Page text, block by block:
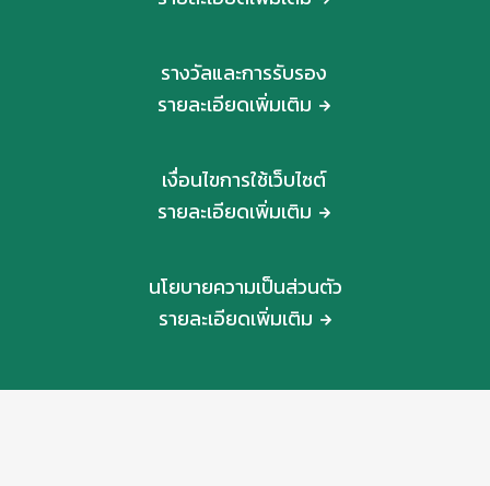
รางวัลและการรับรอง
รายละเอียดเพิ่มเติม
เงื่อนไขการใช้เว็บไซต์
รายละเอียดเพิ่มเติม
นโยบายความเป็นส่วนตัว
รายละเอียดเพิ่มเติม